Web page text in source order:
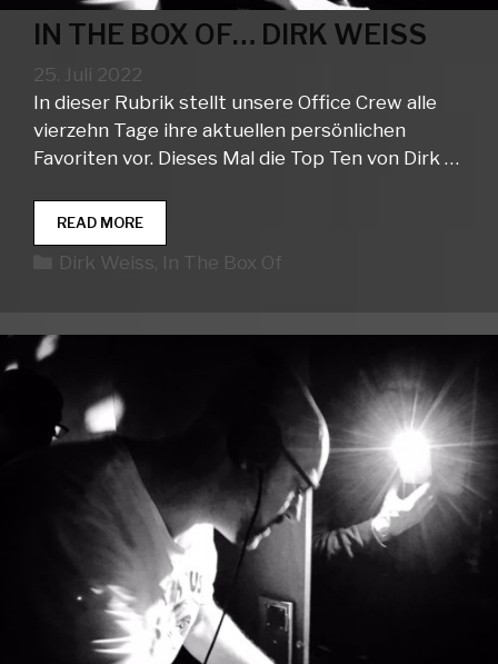
IN THE BOX OF… DIRK WEISS
25. Juli 2022
In dieser Rubrik stellt unsere Office Crew alle
vierzehn Tage ihre aktuellen persönlichen
Favoriten vor. Dieses Mal die Top Ten von Dirk …
READ MOREIN
THE
BOX
Kategorien
Dirk Weiss, In The Box Of